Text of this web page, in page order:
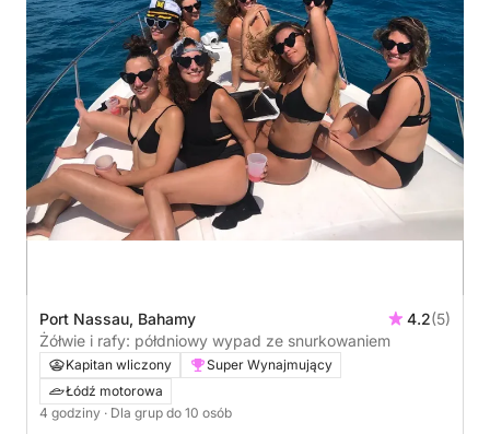
Port Nassau, Bahamy 4.2(5)
Żółwie i rafy: półdniowy wypad ze snurkowaniem
Kapitan wliczony
Super Wynajmujący
Łódź motorowa
4 godziny · Dla grup do 10 osób